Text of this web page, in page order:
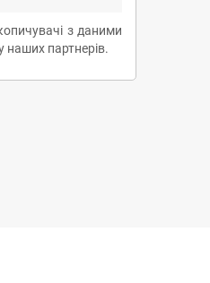
з даними
наших партнерів.